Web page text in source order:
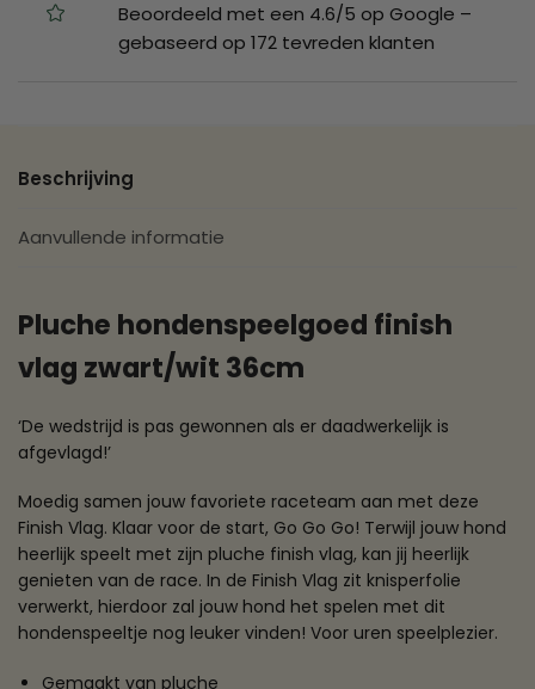
Beoordeeld met een 4.6/5 op Google –
gebaseerd op 172 tevreden klanten
Beschrijving
Aanvullende informatie
Pluche hondenspeelgoed finish
vlag zwart/wit 36cm
‘De wedstrijd is pas gewonnen als er daadwerkelijk is
afgevlagd!’
Moedig samen jouw favoriete raceteam aan met deze
Finish Vlag. Klaar voor de start, Go Go Go! Terwijl jouw hond
heerlijk speelt met zijn pluche finish vlag, kan jij heerlijk
genieten van de race. In de Finish Vlag zit knisperfolie
verwerkt, hierdoor zal jouw hond het spelen met dit
hondenspeeltje nog leuker vinden! Voor uren speelplezier.
Gemaakt van pluche